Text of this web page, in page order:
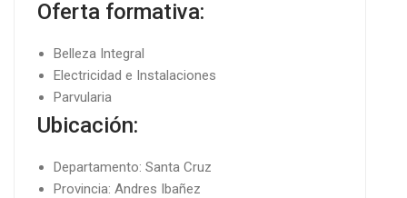
Oferta formativa:
Belleza Integral
Electricidad e Instalaciones
Parvularia
Ubicación:
Departamento: Santa Cruz
Provincia: Andres Ibañez